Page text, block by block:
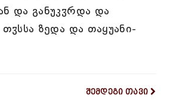
და განუკჳრდა და
ზედა და თაყუანი-
შემდეგი თავი